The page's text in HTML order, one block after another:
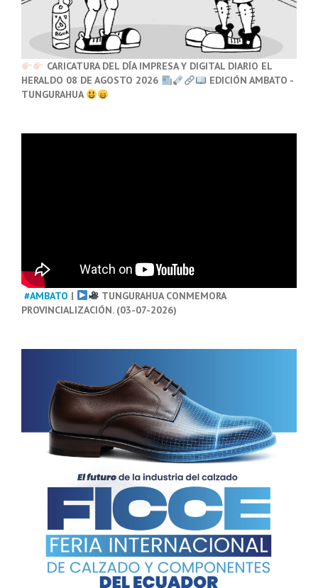
CARICATURA DEL DÍA IMPRESA Y DIGITAL DIARIO EL
HERALDO 08 DE AGOSTO 2026
EDICIÓN AMBATO -
TUNGURAHUA
#AMBATO |
TUNGURAHUA CONMEMORA
PROVINCIALIZACIÓN. (03-07-2026)